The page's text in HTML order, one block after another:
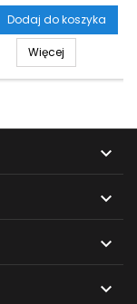
Dodaj do koszyka
Więcej



